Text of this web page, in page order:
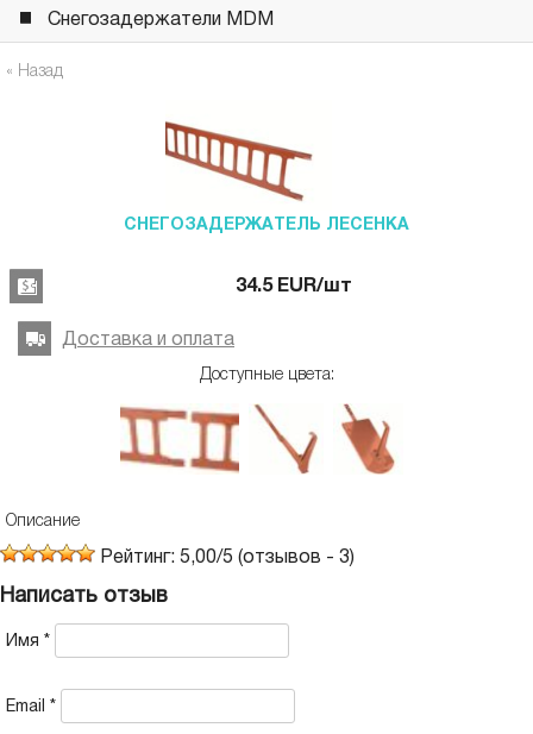
Снегозадержатели MDM
« Назад
СНЕГОЗАДЕРЖАТЕЛЬ ЛЕСЕНКА
34.5 EUR/шт
Доставка и оплата
Доступные цвета:
Описание
Рейтинг: 5,00/5 (отзывов - 3)
Написать отзыв
Имя *
Email *